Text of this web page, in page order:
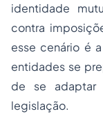
identidade
contra
esse cenário é
entidades se
de se adaptar
legislação.